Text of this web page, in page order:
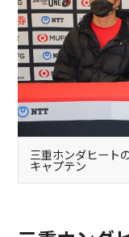
三重ホンダヒート
キャプテン